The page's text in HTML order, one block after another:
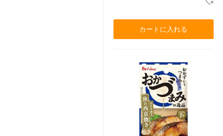
カートに入れる